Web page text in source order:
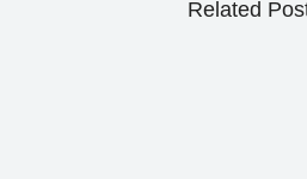
Related